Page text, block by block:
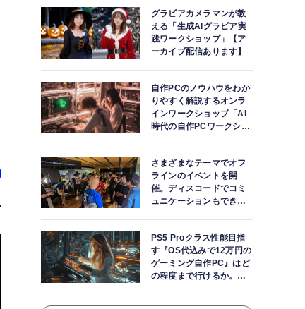
グラビアカメラマンが教
える「生成AIグラビア実
践ワークショップ」【ア
ーカイブ配信あります】
自作PCのノウハウをわか
りやすく解説するオンラ
インワークショップ「AI
時代の自作PCワークショ
さまざまなテーマでオフ
ラインのイベントを開
催。ディスコードでコミ
ュニケーションもできま
PS5 Proクラス性能目指
す『OS代込みで12万円の
ゲーミング自作PC』はど
の程度まで行けるか。